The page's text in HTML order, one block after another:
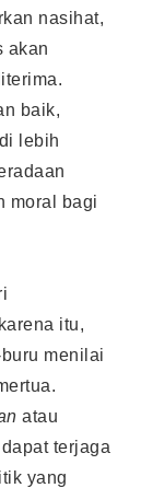
nasihat,
akan
baik,
lebih
moral bagi
itu,
menilai
atau
terjaga
yang